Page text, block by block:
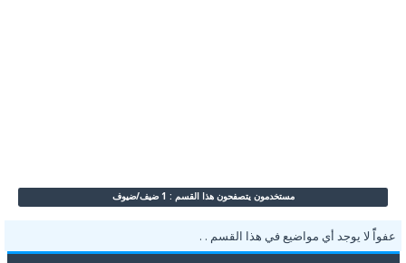
مستخدمون يتصفحون هذا القسم : 1 ضيف/ضيوف
عفواًً لا يوجد أي مواضيع في هذا القسم . .